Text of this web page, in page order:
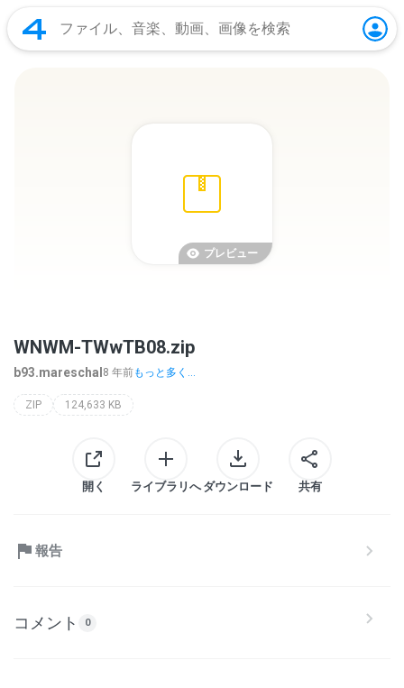
プレビュー
WNWM-TWwTB08.zip
b93.mareschal 8 年前もっと多く...
ZIP 124,633 KB
開く ライブラリへ ダウンロード 共有
報告
コメント 0